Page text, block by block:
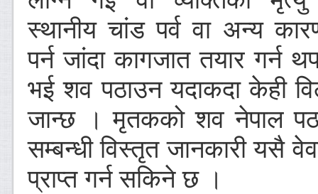
स्थानीय चांड पर्व वा अन्य
पर्न जांदा कागजात तयार गर्न
भई शव पठाउन यदाकदा केही
जान्छ । मृतकको शव नेपाल
सम्बन्धी विस्तृत जानकारी यसै
प्राप्त गर्न सकिने छ ।